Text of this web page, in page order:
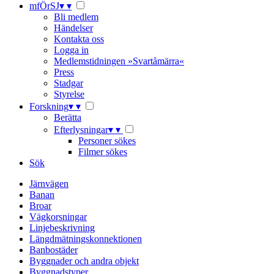
mfÖrSJ▾ ▾
Bli medlem
Händelser
Kontakta oss
Logga in
Medlemstidningen »Svartåmärra«
Press
Stadgar
Styrelse
Forskning▾ ▾
Berätta
Efterlysningar▾ ▾
Personer sökes
Filmer sökes
Sök
Järnvägen
Banan
Broar
Vägkorsningar
Linjebeskrivning
Längdmätningskonnektionen
Banbostäder
Byggnader och andra objekt
Byggnadstyper